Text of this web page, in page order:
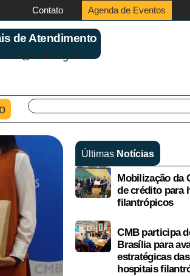
Contato Agenda de Eventos
de Atendimento
cmb@cmb.org.br
Últimas Notícias
Mobilização da
de crédito para
filantrópicos
CMB participa
Brasília para
estratégicas
hospitais